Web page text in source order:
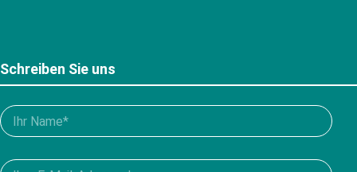
Schreiben Sie uns
Bitte
Sie